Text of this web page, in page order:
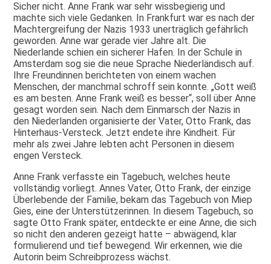
Sicher nicht. Anne Frank war sehr wissbegierig und
machte sich viele Gedanken. In Frankfurt war es nach der
Machtergreifung der Nazis 1933 unerträglich gefährlich
geworden. Anne war gerade vier Jahre alt. Die
Niederlande schien ein sicherer Hafen. In der Schule in
Amsterdam sog sie die neue Sprache Niederländisch auf.
Ihre Freundinnen berichteten von einem wachen
Menschen, der manchmal schroff sein konnte. „Gott weiß
es am besten. Anne Frank weiß es besser“, soll über Anne
gesagt worden sein. Nach dem Einmarsch der Nazis in
den Niederlanden organisierte der Vater, Otto Frank, das
Hinterhaus-Versteck. Jetzt endete ihre Kindheit. Für
mehr als zwei Jahre lebten acht Personen in diesem
engen Versteck.
Anne Frank verfasste ein Tagebuch, welches heute
vollständig vorliegt. Annes Vater, Otto Frank, der einzige
Überlebende der Familie, bekam das Tagebuch von Miep
Gies, eine der Unterstützerinnen. In diesem Tagebuch, so
sagte Otto Frank später, entdeckte er eine Anne, die sich
so nicht den anderen gezeigt hatte – abwägend, klar
formulierend und tief bewegend. Wir erkennen, wie die
Autorin beim Schreibprozess wächst.